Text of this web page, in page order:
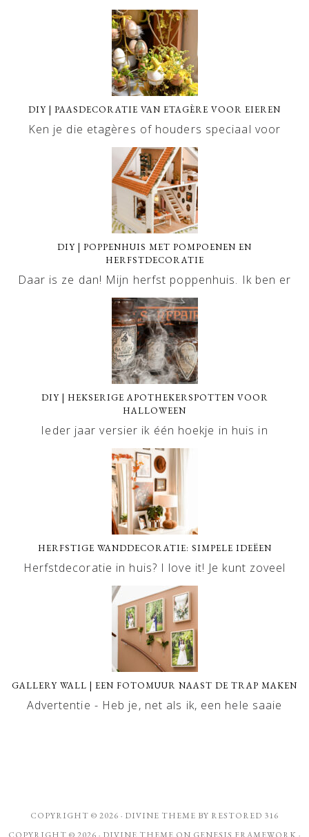
DIY | PAASDECORATIE VAN ETAGÈRE VOOR EIEREN
Ken je die etagères of houders speciaal voor
DIY | POPPENHUIS MET POMPOENEN EN
HERFSTDECORATIE
Daar is ze dan! Mijn herfst poppenhuis. Ik ben er
DIY | HEKSERIGE APOTHEKERSPOTTEN VOOR
HALLOWEEN
Ieder jaar versier ik één hoekje in huis in
HERFSTIGE WANDDECORATIE: SIMPELE IDEËEN
Herfstdecoratie in huis? I love it! Je kunt zoveel
GALLERY WALL | EEN FOTOMUUR NAAST DE TRAP MAKEN
Advertentie - Heb je, net als ik, een hele saaie
COPYRIGHT © 2026 · DIVINE THEME BY RESTORED 316